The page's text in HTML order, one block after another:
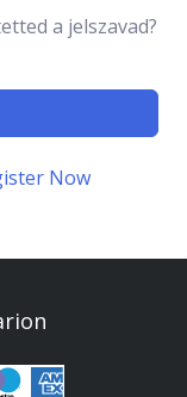
a jelszavad?
Now